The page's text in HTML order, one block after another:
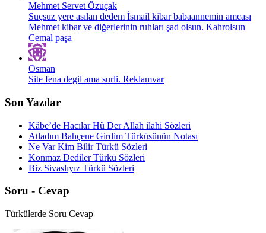
Mehmet Servet Özuçak
Suçsuz yere asılan dedem İsmail kibar babaannemin amcası
Mehmet kibar ve diğerlerinin ruhları şad olsun. Kahrolsun
Cemal paşa
Osman
Site fena degil ama surli. Reklamvar
Son Yazılar
Kâbe’de Hacılar Hû Der Allah ilahi Sözleri
Atladım Bahçene Girdim Türküsünün Notası
Ne Var Kim Bilir Türkü Sözleri
Konmaz Dediler Türkü Sözleri
Biz Sivaslıyız Türkü Sözleri
Soru - Cevap
Türkülerde Soru Cevap